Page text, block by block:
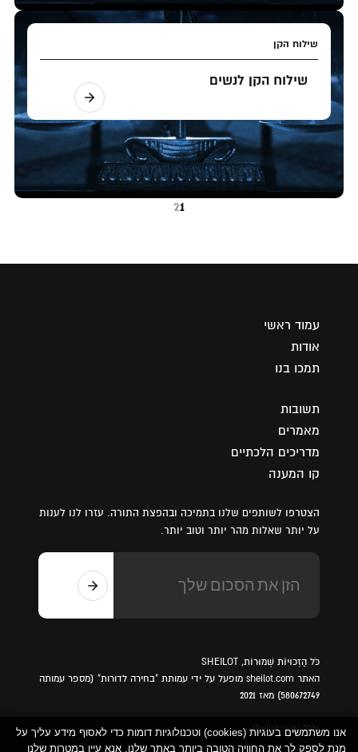
שילוח הקן
שילוח הקן לנשים
1
2
עמוד ראשי
אודות
תמכו בנו
תשובות
מאמרים
מדריכים הלכתיים
קו המענה
הצטרפו לשותפים שלנו בתמיכה ובהפצת התורה. עזרו לנו לענות
על יותר שאלות מהר יותר וטוב יותר.
כֹּל הַזְכוּיוֹת שְׁמוּרוֹת, SHEILOT
האתר sheilot.com מופעל על ידי עמותת "בחירה לדורות" (מספר עמותה
580672749) מאז 2021
sheilot.com 2026
אנו משתמשים בעוגיות (cookies) וטכנולוגיות דומות כדי לאסוף מידע עליך על
מנת לספק לך את החוויה הטובה ביותר באתר שלנו. אנא עיין במטרות שלנו